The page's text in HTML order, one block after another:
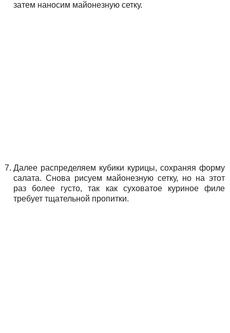
затем наносим майонезную сетку.
Далее распределяем кубики курицы, сохраняя форму
салата. Снова рисуем майонезную сетку, но на этот
раз более густо, так как суховатое куриное филе
требует тщательной пропитки.